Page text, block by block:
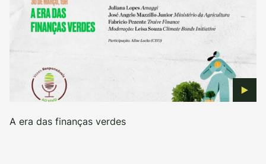
A era das finanças verdes